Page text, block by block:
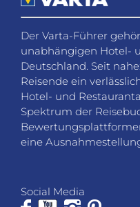
Der Varta-Führer
unabhängigen Hotel-
Deutschland. Seit
Reisende ein
Hotel- und
Spektrum der
eine
Social Media